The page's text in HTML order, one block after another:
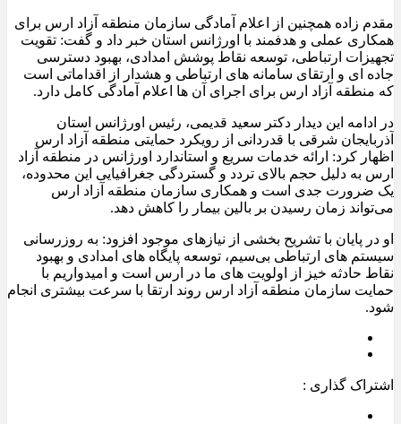
مقدم‌ زاده همچنین از اعلام آمادگی سازمان منطقه آزاد ارس برای
همکاری عملی و هدفمند با اورژانس استان خبر داد و گفت: تقویت
تجهیزات ارتباطی، توسعه نقاط پوشش امدادی، بهبود دسترسی
جاده‌ ای و ارتقای سامانه‌ های ارتباطی و هشدار از اقداماتی است
که منطقه آزاد ارس برای اجرای آن‌ ها اعلام آمادگی کامل دارد.
در ادامه این دیدار دکتر سعید قدیمی، رئیس اورژانس استان
آذربایجان شرقی با قدردانی از رویکرد حمایتی منطقه آزاد ارس
اظهار کرد: ارائه خدمات سریع و استاندارد اورژانس در منطقه آزاد
ارس به‌ دلیل حجم بالای تردد و گستردگی جغرافیایی این محدوده،
یک ضرورت جدی است و همکاری سازمان منطقه آزاد ارس
می‌تواند زمان رسیدن بر بالین بیمار را کاهش دهد.
او در پایان با تشریح بخشی از نیازهای موجود افزود: به‌ روزرسانی
سیستم‌ های ارتباطی بی‌سیم، توسعه پایگاه‌ های امدادی و بهبود
نقاط حادثه‌ خیز از اولویت‌ های ما در ارس است و امیدواریم با
حمایت سازمان منطقه آزاد ارس روند ارتقا با سرعت بیشتری انجام
شود.
اشتراک گذاری :